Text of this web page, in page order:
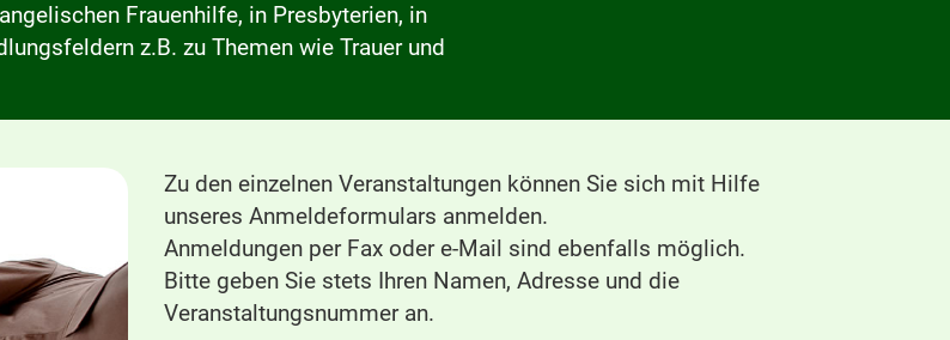
Frauenhilfe, in Presbyterien, in
z.B. zu Themen wie Trauer und
Zu den einzelnen Veranstaltungen können Sie sich mit Hilfe
unseres Anmeldeformulars anmelden.
Anmeldungen per Fax oder e-Mail sind ebenfalls möglich.
Bitte geben Sie stets Ihren Namen, Adresse und die
Veranstaltungsnummer an.